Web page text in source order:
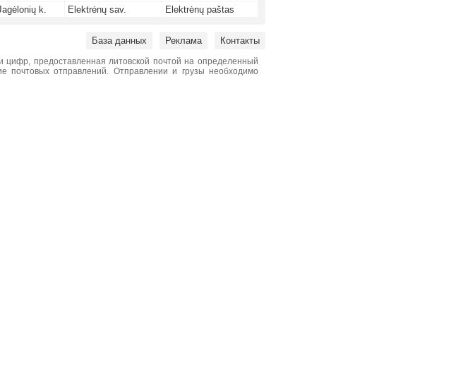
k. Elektrėnų sav. Elektrėnų paštas
База данных Реклама Контакты
цифр, предоставленная литовской почтой на определенный
почтовых отправлений. Отправлении и грузы необходимо